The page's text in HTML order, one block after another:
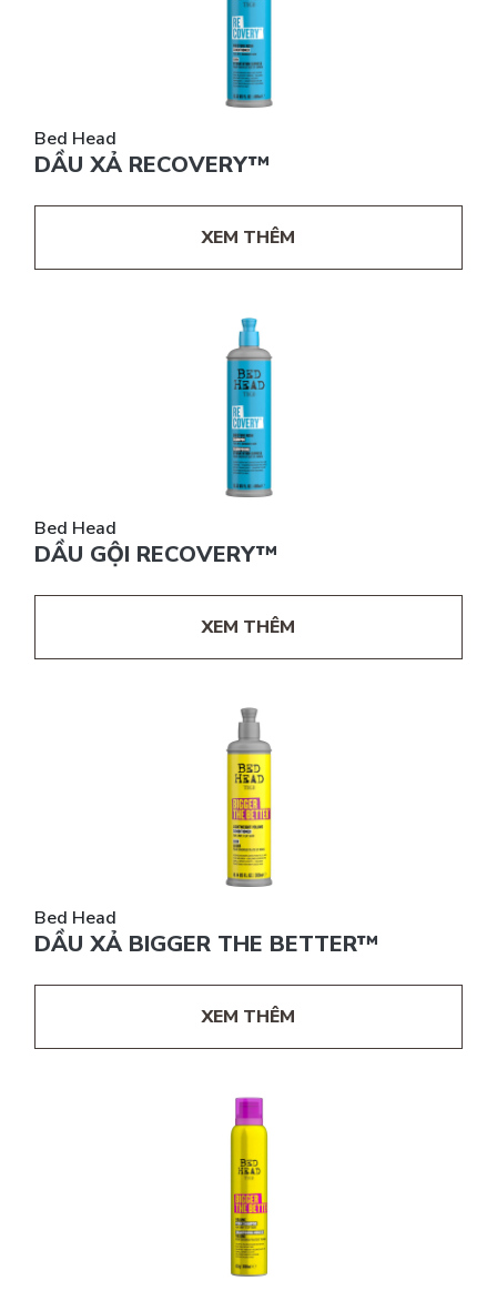
Bed Head
DẦU XẢ RECOVERY™
XEM THÊM
Bed Head
DẦU GỘI RECOVERY™
XEM THÊM
Bed Head
DẦU XẢ BIGGER THE BETTER™
XEM THÊM